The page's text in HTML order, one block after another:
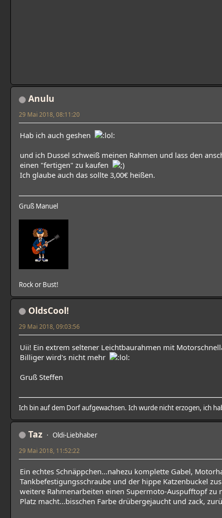
Anulu
29 Mai 2018, 08:11:20
Hab ich auch geshen
und ich Dussel schweiß meinen Rahmen und lass den
einen "fertigen" zu kaufen
Ich glaube auch das sollte 3,00€ heißen.
Gruß Manuel
Rock or Bust!
OldsCool!
29 Mai 2018, 09:03:56
Uii! Ein extrem seltener Leichtbaurahmen mit
Billiger wird's nicht mehr
Gruß Steffen
Ich bin auf dem Dorf aufgewachsen. Ich wurde nicht erzogen, ich
Taz Oldi-Liebhaber
29 Mai 2018, 11:52:22
Ein echtes Schnäppchen...nahezu komplette Gabel,
Tankbefestigungsschraube und der hippe Katzenbuckel
weitere Rahmenarbeiten einen Supermoto-Auspufftopf zu
Platz macht...bisschen Farbe drübergejaucht und zack,